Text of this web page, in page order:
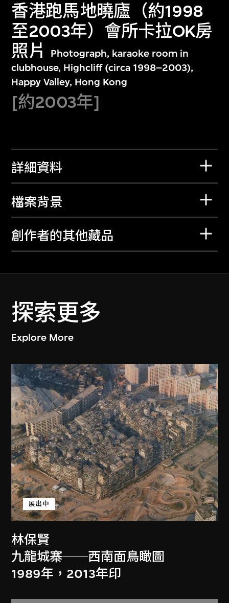
香港跑馬地曉廬（約1998
至2003年）會所卡拉OK房
照片
Photograph, karaoke room in
clubhouse, Highcliff (circa 1998–2003),
Happy Valley, Hong Kong
[約2003年]
詳細資料
檔案背景
創作者的其他藏品
探索更多
Explore More
林保賢
展出中
九龍城寨──西南面鳥瞰圖
1989年，2013年印